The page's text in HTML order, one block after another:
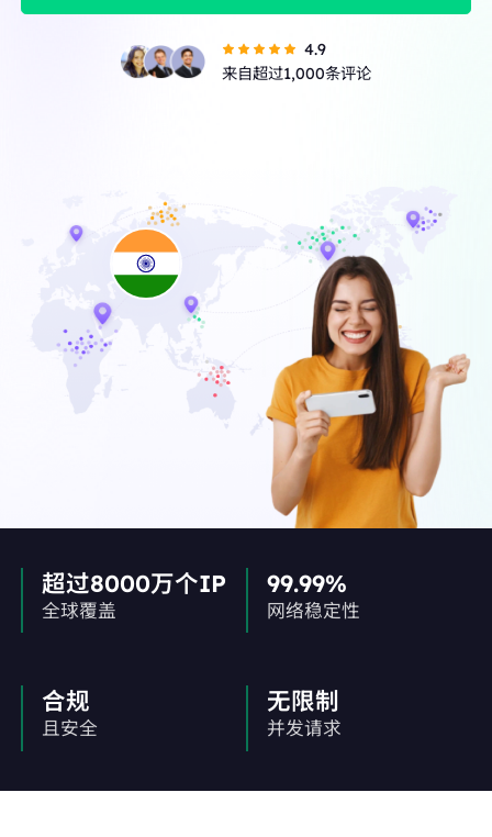
4.9
来自超过1,000条评论
超过8000万个IP
全球覆盖
99.99%
网络稳定性
合规
且安全
无限制
并发请求